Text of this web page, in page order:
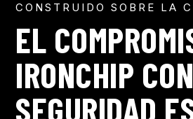
CONSTRUIDO SOBRE LA
EL
IRONCHIP
SEGURIDAD